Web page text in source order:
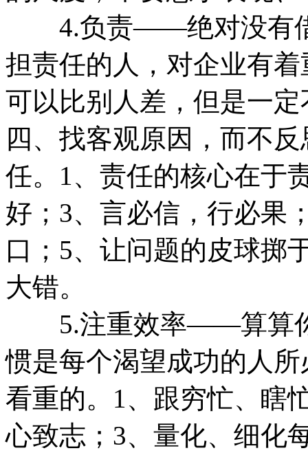
4.负责——绝对没有借
担责任的人，对企业有
可以比别人差，但是一
四、找客观原因，而不
任。1、责任的核心在于
好；3、言必信，行必果
口；5、让问题的皮球掷
大错。
5.注重效率——算算你
惯是每个渴望成功的人
看重的。1、跟穷忙、瞎
心致志；3、量化、细化